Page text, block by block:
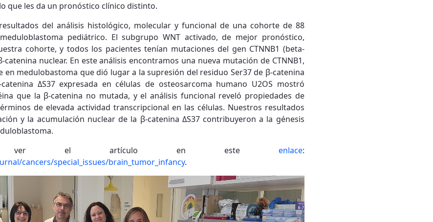
que les da un pronóstico clínico distinto.
del análisis histológico, molecular y funcional de una cohorte de 88
pediátrico. El subgrupo WNT activado, de mejor pronóstico,
cohorte, y todos los pacientes tenían mutaciones del gen CTNNB1 (beta-
nuclear. En este análisis encontramos una nueva mutación de CTNNB1,
medulobastoma que dió lugar a la supresión del residuo Ser37 de β-catenina
ΔS37 expresada en células de osteosarcoma humano U2OS mostró
que la β-catenina no mutada, y el análisis funcional reveló propiedades de
de elevada actividad transcripcional en las células. Nuestros resultados
y la acumulación nuclear de la β-catenina ΔS37 contribuyeron a la génesis
ver el artículo en este enlace:
cancers/special_issues/brain_tumor_infancy.